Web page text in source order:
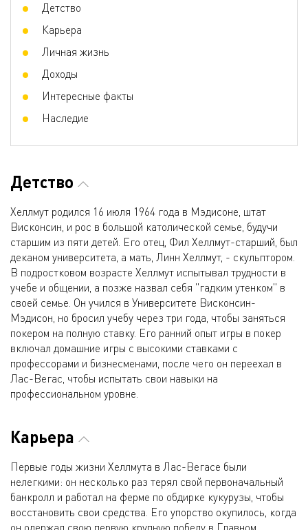
Детство
Карьера
Личная жизнь
Доходы
Интересные факты
Наследие
Детство
Хеллмут родился 16 июля 1964 года в Мэдисоне, штат
Висконсин, и рос в большой католической семье, будучи
старшим из пяти детей. Его отец, Фил Хеллмут-старший, был
деканом университета, а мать, Линн Хеллмут, - скульптором.
В подростковом возрасте Хеллмут испытывал трудности в
учебе и общении, а позже назвал себя "гадким утенком" в
своей семье. Он учился в Университете Висконсин-
Мэдисон, но бросил учебу через три года, чтобы заняться
покером на полную ставку. Его ранний опыт игры в покер
включал домашние игры с высокими ставками с
профессорами и бизнесменами, после чего он переехал в
Лас-Вегас, чтобы испытать свои навыки на
профессиональном уровне.
Карьера
Первые годы жизни Хеллмута в Лас-Вегасе были
нелегкими: он несколько раз терял свой первоначальный
банкролл и работал на ферме по обдирке кукурузы, чтобы
восстановить свои средства. Его упорство окупилось, когда
он одержал свою первую крупную победу в Главном